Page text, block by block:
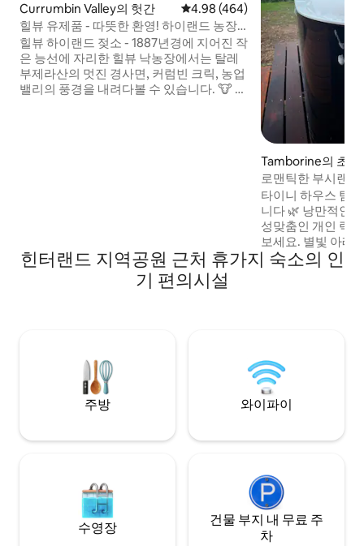
Currumbin Valley의 헛간 평점 4.98점(5점 만점), 후기 464
4.98 (464)
힐뷰 유제품 - 따뜻한 환영! 하이랜드 농장
의 젖소
힐뷰 하이랜드 젖소 - 1887년경에 지어진 작
은 능선에 자리한 힐뷰 낙농장에서는 탈레
부제라산의 멋진 경사면, 커럼빈 크릭, 농업
밸리의 풍경을 내려다볼 수 있습니다. 🐮 매
Tamborine의 초소
로맨틱한 부시랜
화덕
타이니 하우스 탐
니다 🌿 낭만적인 휴가나 주중 재충전에 안
성맞춤인 개인 럭
보세요. 별빛 아래에서 대형 야외 욕조에 몸
을 담그고(거품입
마시멜로와 장식
수 있는 평화로운
힌터랜드 지역공원 근처 휴가지 숙소의 인
기 편의시설
주방 와이파이
수영장
건물 부지 내 무료 주
차